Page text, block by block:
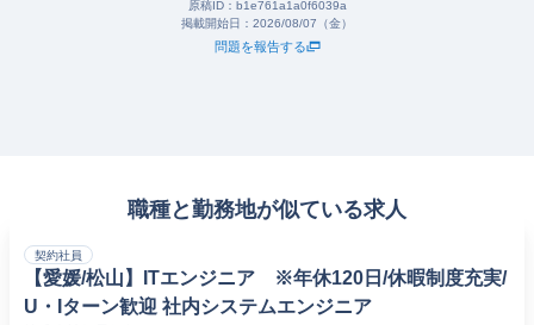
原稿ID： b1e761a1a0f6039a
掲載開始日： 2026/08/07（金）
問題を報告する
職種と勤務地が似ている求人
契約社員
【愛媛/松山】ITエンジニア ※年休120日/休暇制度充実/
U・Iターン歓迎 社内システムエンジニア